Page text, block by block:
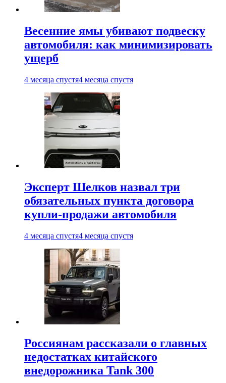
Весенние ямы убивают подвеску
автомобиля: как минимизировать
ущерб
4 месяца спустя4 месяца спустя
Эксперт Шелков назвал три
обязательных пункта договора
купли-продажи автомобиля
4 месяца спустя4 месяца спустя
Россиянам рассказали о главных
недостатках китайского
внедорожника Tank 300